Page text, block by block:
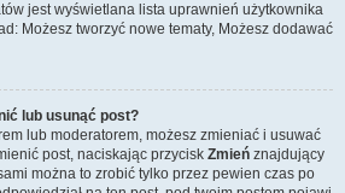
jest wyświetlana lista uprawnień użytkownika
Możesz tworzyć nowe tematy, Możesz dodawać
lub usunąć post?
lub moderatorem, możesz zmieniać i usuwać
post, naciskając przycisk Zmień znajdujący
można to zrobić tylko przez pewien czas po